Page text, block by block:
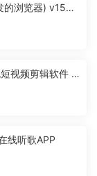
的浏览器) v150.
视频剪辑软件 A
线听歌APP